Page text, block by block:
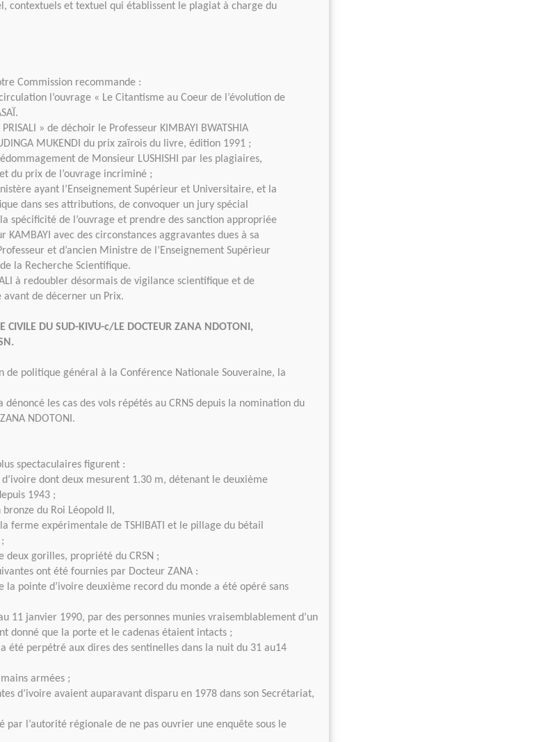
contextuels et textuel qui établissent le plagiat à charge du
Commission recommande :
l’ouvrage « Le Citantisme au Coeur de l’évolution de
» de déchoir le Professeur KIMBAYI BWATSHIA
MUKENDI du prix zaïrois du livre, édition 1991 ;
de Monsieur LUSHISHI par les plagiaires,
du prix de l’ouvrage incriminé ;
ayant l’Enseignement Supérieur et Universitaire, et la
dans ses attributions, de convoquer un jury spécial
spécificité de l’ouvrage et prendre des sanction appropriée
KAMBAYI avec des circonstances aggravantes dues à sa
et d’ancien Ministre de l’Enseignement Supérieur
la Recherche Scientifique.
à redoubler désormais de vigilance scientifique et de
de décerner un Prix.
CIVILE DU SUD-KIVU-c/LE DOCTEUR ZANA NDOTONI,
de politique général à la Conférence Nationale Souveraine, la
dénoncé les cas des vols répétés au CRNS depuis la nomination du
NDOTONI.
spectaculaires figurent :
dont deux mesurent 1.30 m, détenant le deuxième
1943 ;
du Roi Léopold II,
ferme expérimentale de TSHIBATI et le pillage du bétail
deux gorilles, propriété du CRSN ;
ont été fournies par Docteur ZANA :
la pointe d’ivoire deuxième record du monde a été opéré sans
11 janvier 1990, par des personnes munies vraisemblablement d’un
donné que la porte et le cadenas étaient intacts ;
été perpétré aux dires des sentinelles dans la nuit du 31 au14
armées ;
d’ivoire avaient auparavant disparu en 1978 dans son Secrétariat,
par l’autorité régionale de ne pas ouvrier une enquête sous le